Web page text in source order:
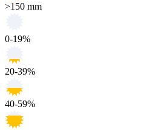
>150 mm
0-19%
20-39%
40-59%